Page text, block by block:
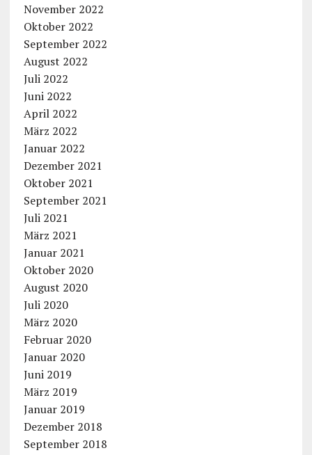
November 2022
Oktober 2022
September 2022
August 2022
Juli 2022
Juni 2022
April 2022
März 2022
Januar 2022
Dezember 2021
Oktober 2021
September 2021
Juli 2021
März 2021
Januar 2021
Oktober 2020
August 2020
Juli 2020
März 2020
Februar 2020
Januar 2020
Juni 2019
März 2019
Januar 2019
Dezember 2018
September 2018